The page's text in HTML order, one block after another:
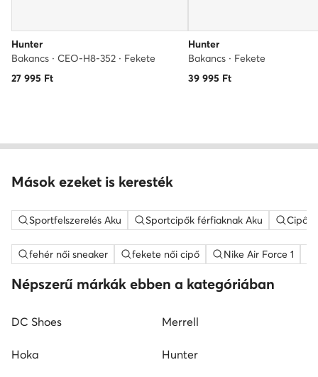
Hunter
Bakancs · CEO-H8-352 · Fekete
27 995 Ft
Hunter
Bakancs · Fekete
39 995 Ft
Mások ezeket is keresték
Sportfelszerelés Aku Sportcipők férfiaknak Aku
fehér női sneaker fekete női cipő Nike Air Force 1
Népszerű márkák ebben a kategóriában
DC Shoes Merrell
Hoka Hunter